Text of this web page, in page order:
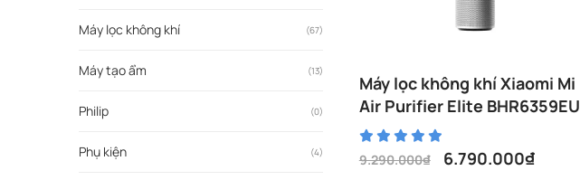
Máy lọc không khí (67)
Máy tạo ẩm (13)
Philip (0)
Phụ kiện (4)
Máy lọc không khí Xiaomi Mi
Air Purifier Elite BHR6359EU
9.290.000₫ 6.790.000₫